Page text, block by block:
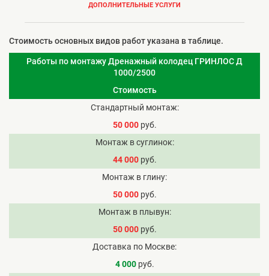
ДОПОЛНИТЕЛЬНЫЕ УСЛУГИ
Стоимость основных видов работ указана в таблице.
Работы по монтажу Дренажный колодец ГРИНЛОС Д
1000/2500
Стоимость
Стандартный монтаж
50 000руб.
Монтаж в суглинок
44 000руб.
Монтаж в глину
50 000руб.
Монтаж в плывун
50 000руб.
Доставка по Москве
4 000руб.